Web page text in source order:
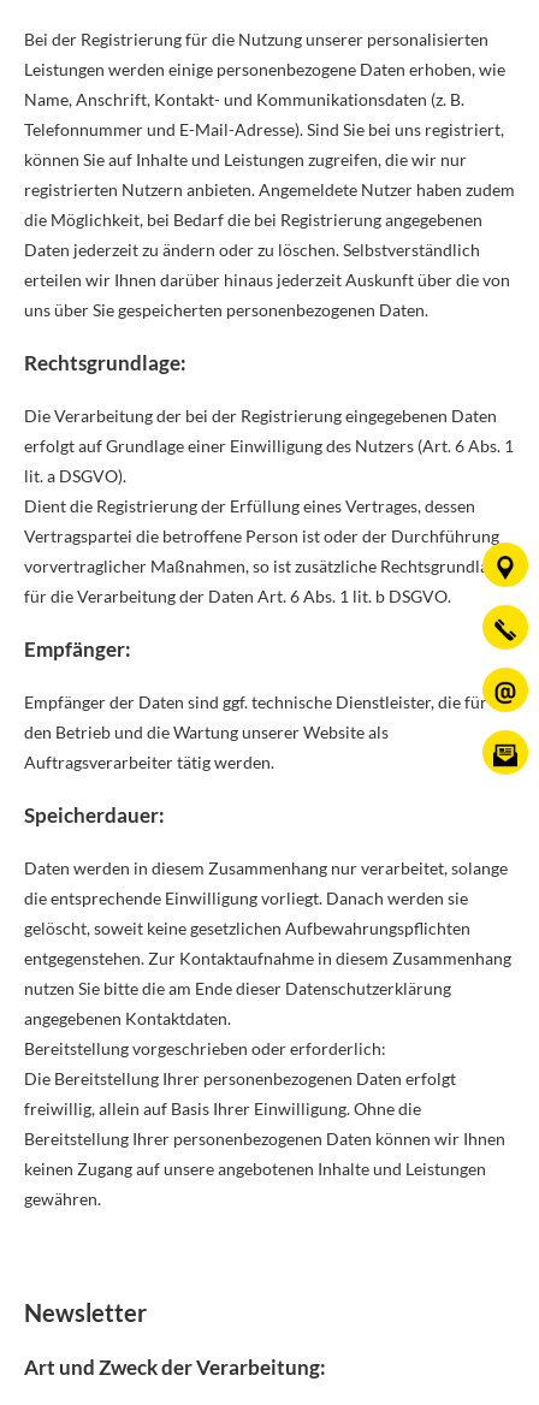
Bei der Registrierung für die Nutzung unserer personalisierten
Leistungen werden einige personenbezogene Daten erhoben, wie
Name, Anschrift, Kontakt- und Kommunikationsdaten (z. B.
Telefonnummer und E-Mail-Adresse). Sind Sie bei uns registriert,
können Sie auf Inhalte und Leistungen zugreifen, die wir nur
registrierten Nutzern anbieten. Angemeldete Nutzer haben zudem
die Möglichkeit, bei Bedarf die bei Registrierung angegebenen
Daten jederzeit zu ändern oder zu löschen. Selbstverständlich
erteilen wir Ihnen darüber hinaus jederzeit Auskunft über die von
uns über Sie gespeicherten personenbezogenen Daten.
Rechtsgrundlage:
Die Verarbeitung der bei der Registrierung eingegebenen Daten
erfolgt auf Grundlage einer Einwilligung des Nutzers (Art. 6 Abs. 1
lit. a DSGVO).
Dient die Registrierung der Erfüllung eines Vertrages, dessen
Vertragspartei die betroffene Person ist oder der Durchführung
vorvertraglicher Maßnahmen, so ist zusätzliche Rechtsgrundlage
für die Verarbeitung der Daten Art. 6 Abs. 1 lit. b DSGVO.
Empfänger:
Empfänger der Daten sind ggf. technische Dienstleister, die für
den Betrieb und die Wartung unserer Website als
Auftragsverarbeiter tätig werden.
Speicherdauer:
Daten werden in diesem Zusammenhang nur verarbeitet, solange
die entsprechende Einwilligung vorliegt. Danach werden sie
gelöscht, soweit keine gesetzlichen Aufbewahrungspflichten
entgegenstehen. Zur Kontaktaufnahme in diesem Zusammenhang
nutzen Sie bitte die am Ende dieser Datenschutzerklärung
angegebenen Kontaktdaten.
Bereitstellung vorgeschrieben oder erforderlich:
Die Bereitstellung Ihrer personenbezogenen Daten erfolgt
freiwillig, allein auf Basis Ihrer Einwilligung. Ohne die
Bereitstellung Ihrer personenbezogenen Daten können wir Ihnen
keinen Zugang auf unsere angebotenen Inhalte und Leistungen
gewähren.
Newsletter
Art und Zweck der Verarbeitung: